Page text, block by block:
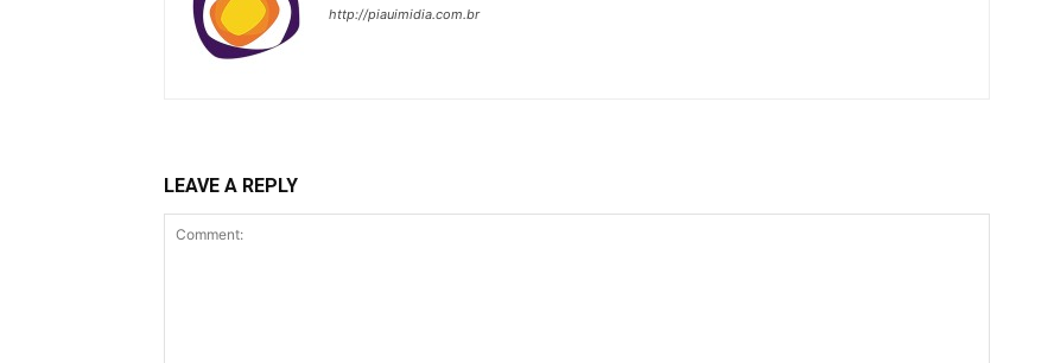
http://piauimidia.com.br
LEAVE A REPLY